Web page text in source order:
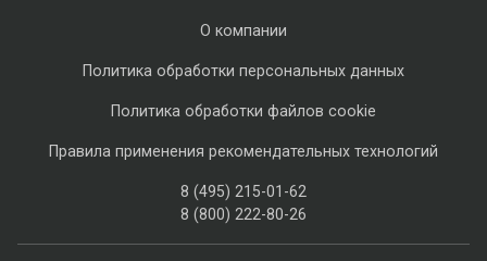
О компании
Политика обработки персональных данных
Политика обработки файлов cookie
Правила применения рекомендательных технологий
8 (495) 215-01-62
8 (800) 222-80-26